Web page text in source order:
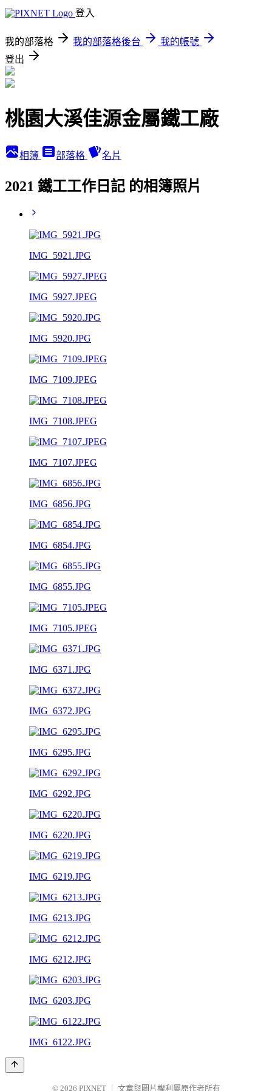
登入
我的部落格 我的部落格後台
我的帳號
登出
桃園大溪佳源金屬鐵工廠
相簿 部落格 名片
2021 鐵工工作日記 的相簿照片
IMG_5921.JPG
IMG_5927.JPEG
IMG_5920.JPG
IMG_7109.JPEG
IMG_7108.JPEG
IMG_7107.JPEG
IMG_6856.JPG
IMG_6854.JPG
IMG_6855.JPG
IMG_7105.JPEG
IMG_6371.JPG
IMG_6372.JPG
IMG_6295.JPG
IMG_6292.JPG
IMG_6220.JPG
IMG_6219.JPG
IMG_6213.JPG
IMG_6212.JPG
IMG_6203.JPG
IMG_6122.JPG
© 2026 PIXNET 文章與圖片權利屬原作者所有